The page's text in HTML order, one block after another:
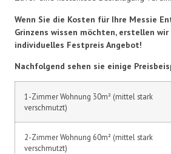
Wenn Sie die Kosten für Ihre Messie
Grinzens wissen möchten, erstellen
individuelles Festpreis Angebot!
Nachfolgend sehen sie einige
1-Zimmer Wohnung 30m² (mittel stark
verschmutzt)
2-Zimmer Wohnung 60m² (mittel stark
verschmutzt)